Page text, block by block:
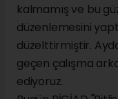
kalmamış ve bu
düzenlemesini
düzelttirmiştir.
geçen çalışma
ediyoruz.